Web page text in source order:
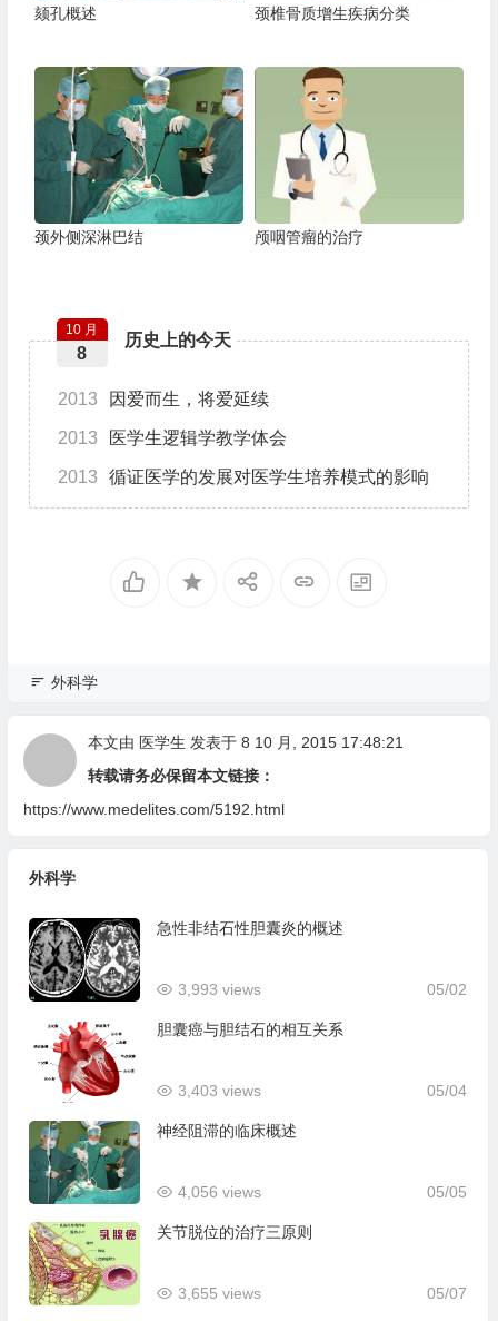
颏孔概述 颈椎骨质增生疾病分类
颈外侧深淋巴结 颅咽管瘤的治疗
历史上的今天
10 月
8
2013 因爱而生，将爱延续
2013 医学生逻辑学教学体会
2013 循证医学的发展对医学生培养模式的影响
外科学
本文由 医学生 发表于 8 10 月, 2015 17:48:21
转载请务必保留本文链接：
https://www.medelites.com/5192.html
外科学
急性非结石性胆囊炎的概述
05/02
3,993 views
胆囊癌与胆结石的相互关系
05/04
3,403 views
神经阻滞的临床概述
05/05
4,056 views
关节脱位的治疗三原则
05/07
3,655 views